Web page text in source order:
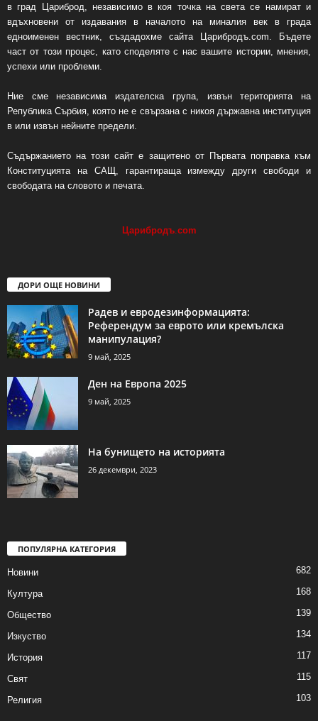
в град Цариброд, независимо в коя точка на света се намират и
вдъхновени от издавания в началото на миналия век в града
едноименен вестник, създадохме сайта Царибродъ.com. Бъдете
част от този процес, като споделяте с нас вашите истории, мнения,
успехи или проблеми.
Ние сме независима издателска група, извън територията на
Република Сърбия, която не е свързана с никоя държавна институция
в или извън нейните предели.
Съдържанието на този сайт е защитено от Първата поправка към
Конституцията на САЩ, гарантираща измежду други свободи и
свободата на словото и печата.
Царибродъ. com
ДОРИ ОЩЕ НОВИНИ
Радев и евродезинформацията:
Референдум за еврото или кремълска
манипулация?
9 май, 2025
Ден на Европа 2025
9 май, 2025
На бунището на историята
26 декември, 2023
ПОПУЛЯРНА КАТЕГОРИЯ
Новини 682
Култура 168
Общество 139
Изкуство 134
История 117
Свят 115
Религия 103